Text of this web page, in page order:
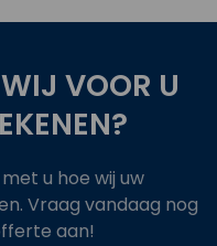
VOOR U
u hoe wij uw
Vraag vandaag nog
aan!